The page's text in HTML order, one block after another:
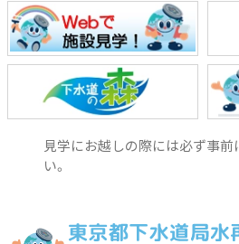
見学にお越しの際には必ず事前
い。